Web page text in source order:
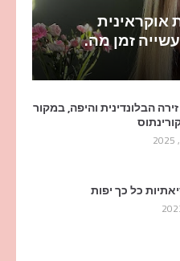
אוקראינית
זמן מה.
הבלונדינית והיפה, במקור
כל כך יפות